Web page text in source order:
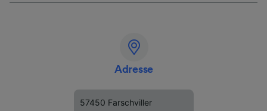
Adresse
57450 Farschviller